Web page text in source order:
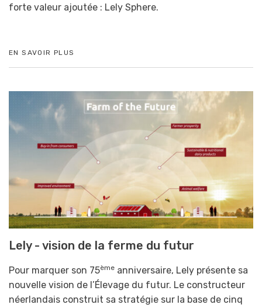
forte valeur ajoutée : Lely Sphere.
EN SAVOIR PLUS
Lely - vision de la ferme du futur
Pour marquer son 75ème anniversaire, Lely présente sa
nouvelle vision de l’Élevage du futur. Le constructeur
néerlandais construit sa stratégie sur la base de cinq